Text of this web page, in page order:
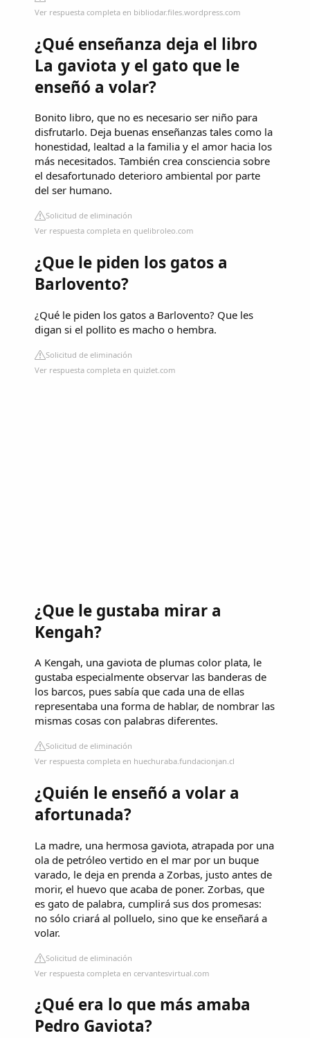
Ver respuesta completa en bibliodar.files.wordpress.com
¿Qué enseñanza deja el libro
La gaviota y el gato que le
enseñó a volar?
Bonito libro, que no es necesario ser niño para
disfrutarlo. Deja buenas enseñanzas tales como la
honestidad, lealtad a la familia y el amor hacia los
más necesitados. También crea consciencia sobre
el desafortunado deterioro ambiental por parte
del ser humano.
Solicitud de eliminación
Ver respuesta completa en quelibroleo.com
¿Que le piden los gatos a
Barlovento?
¿Qué le piden los gatos a Barlovento? Que les
digan si el pollito es macho o hembra.
Solicitud de eliminación
Ver respuesta completa en quizlet.com
¿Que le gustaba mirar a
Kengah?
A Kengah, una gaviota de plumas color plata, le
gustaba especialmente observar las banderas de
los barcos, pues sabía que cada una de ellas
representaba una forma de hablar, de nombrar las
mismas cosas con palabras di​ferentes.
Solicitud de eliminación
Ver respuesta completa en huechuraba.fundacionjan.cl
¿Quién le enseñó a volar a
afortunada?
La madre, una hermosa gaviota, atrapada por una
ola de petróleo vertido en el mar por un buque
varado, le deja en prenda a Zorbas, justo antes de
morir, el huevo que acaba de poner. Zorbas, que
es gato de palabra, cumplirá sus dos promesas:
no sólo criará al polluelo, sino que ke enseñará a
volar.
Solicitud de eliminación
Ver respuesta completa en cervantesvirtual.com
¿Qué era lo que más amaba
Pedro Gaviota?